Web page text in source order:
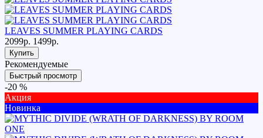
LEAVES SUMMER PLAYING CARDS
2099р. 1499р.
Купить
Рекомендуемые
Быстрый просмотр
-20 %
Акция
Новинка